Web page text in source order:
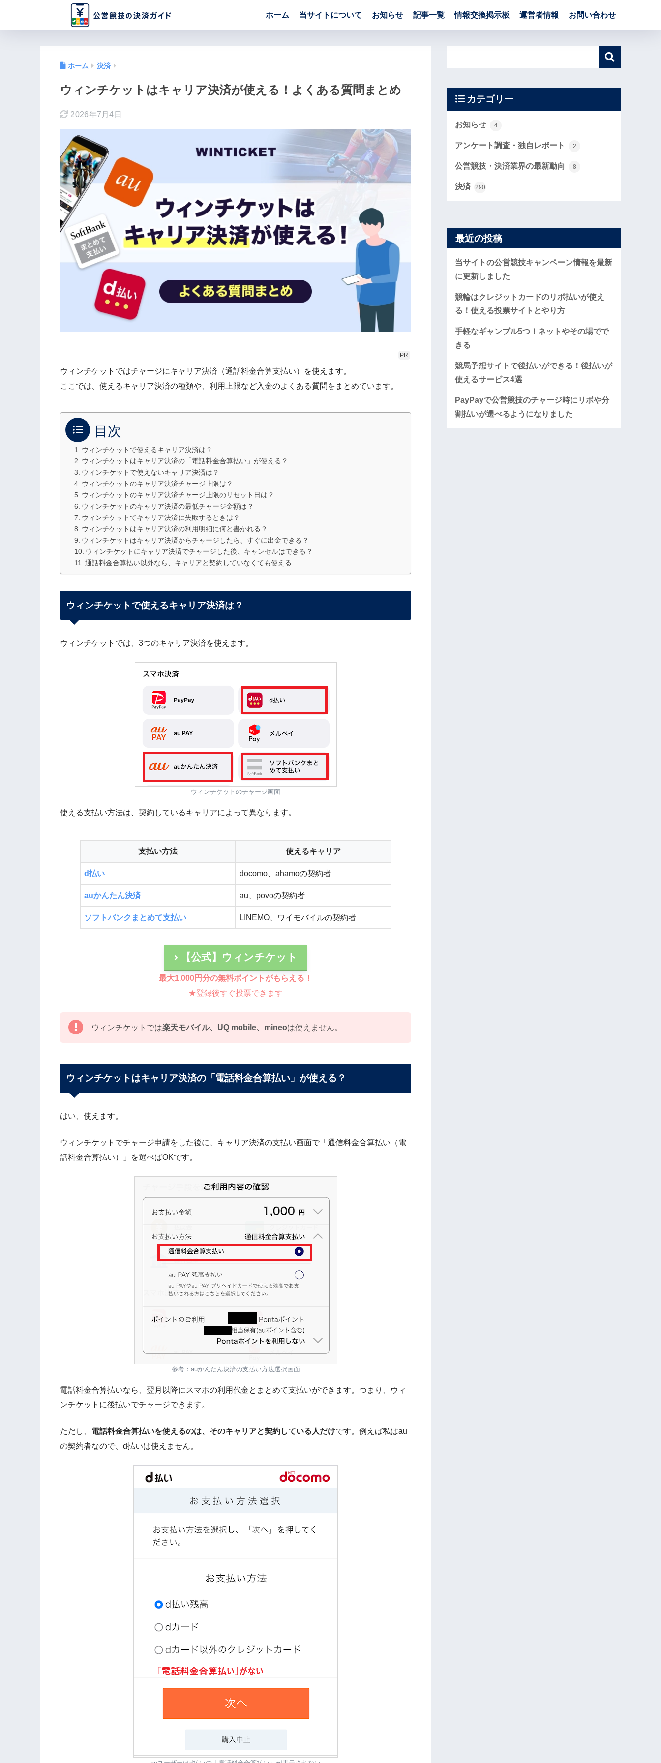
ホーム 当サイトについて お知らせ 記事一覧 情報交換掲示板 運営者情報 お問い合わせ
ホーム 決済
ウィンチケットはキャリア決済が使える！よくある質問まとめ
2026年7月4日
PR
ウィンチケットではチャージにキャリア決済（通話料金合算支払い）を使えます。
ここでは、使えるキャリア決済の種類や、利用上限など入金のよくある質問をまとめています。
目次
ウィンチケットで使えるキャリア決済は？
ウィンチケットはキャリア決済の「電話料金合算払い」が使える？
ウィンチケットで使えないキャリア決済は？
ウィンチケットのキャリア決済チャージ上限は？
ウィンチケットのキャリア決済チャージ上限のリセット日は？
ウィンチケットのキャリア決済の最低チャージ金額は？
ウィンチケットでキャリア決済に失敗するときは？
ウィンチケットはキャリア決済の利用明細に何と書かれる？
ウィンチケットはキャリア決済からチャージしたら、すぐに出金できる？
ウィンチケットにキャリア決済でチャージした後、キャンセルはできる？
通話料金合算払い以外なら、キャリアと契約していなくても使える
ウィンチケットで使えるキャリア決済は？
ウィンチケットでは、3つのキャリア決済を使えます。
ウィンチケットのチャージ画面
使える支払い方法は、契約しているキャリアによって異なります。
支払い方法 使えるキャリア
d払い docomo、ahamoの契約者
auかんたん決済 au、povoの契約者
ソフトバンクまとめて支払い LINEMO、ワイモバイルの契約者
【公式】ウィンチケット
最大1,000円分の無料ポイントがもらえる！
★登録後すぐ投票できます
ウィンチケットでは楽天モバイル、UQ mobile、mineoは使えません。
ウィンチケットはキャリア決済の「電話料金合算払い」が使える？
はい、使えます。
ウィンチケットでチャージ申請をした後に、キャリア決済の支払い画面で「通信料金合算払い（電
話料金合算払い）」を選べばOKです。
参考：auかんたん決済の支払い方法選択画面
電話料金合算払いなら、翌月以降にスマホの利用代金とまとめて支払いができます。つまり、ウィ
ンチケットに後払いでチャージできます。
ただし、 電話料金合算払いを使えるのは、そのキャリアと契約している人だけです。例えば私はau
の契約者なので、d払いは使えません。
カテゴリー
お知らせ 4
アンケート調査・独自レポート 2
公営競技・決済業界の最新動向 8
決済 290
最近の投稿
当サイトの公営競技キャンペーン情報を最新
に更新しました
競輪はクレジットカードのリボ払いが使え
る！使える投票サイトとやり方
手軽なギャンブル5つ！ネットやその場でで
きる
競馬予想サイトで後払いができる！後払いが
使えるサービス4選
PayPayで公営競技のチャージ時にリボや分
割払いが選べるようになりました